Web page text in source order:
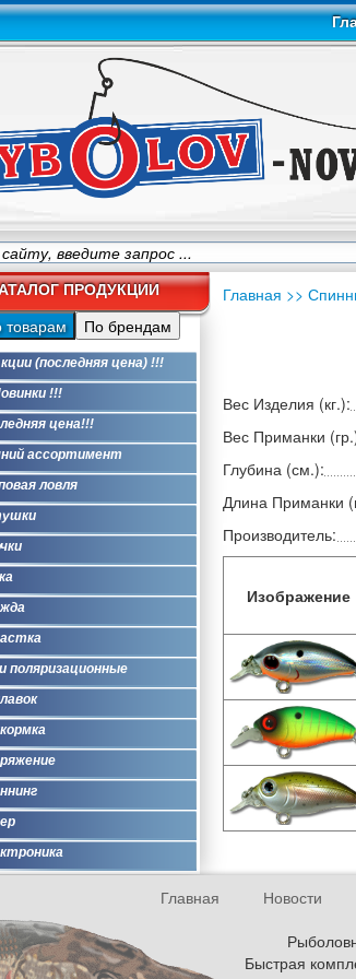
ПРОДУКЦИИ
товарам По брендам
(последняя цена) !!!
!!!
цена!!!
ассортимент
ловля
поляризационные
Главная >>
Вес Изделия (кг.):
Вес Приманки
Глубина (см.):
Длина Приманки
Производитель:
Изображение
Главная Новости
Быстрая